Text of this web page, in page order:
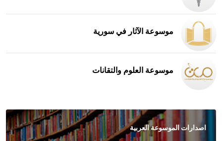
موسوعة الآثار في سورية
موسوعة العلوم والتقانات
اصدارات الموسوعة العربية